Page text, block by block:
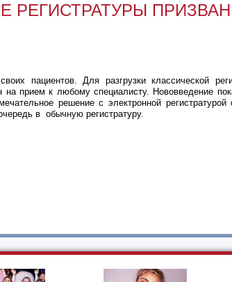
РЕГИСТРАТУРЫ
пациентов. Для разгрузки классической
прием к любому специалисту. Нововведение
решение с электронной регистратурой
в обычную регистратуру.